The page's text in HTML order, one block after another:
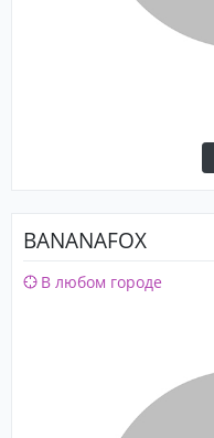
BANANAFOX
В любом городе